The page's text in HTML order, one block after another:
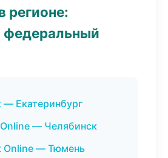
регионе:
федеральный
Екатеринбург
— Челябинск
Online — Тюмень